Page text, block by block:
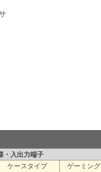
・入出力端子
ケースタイプ
ゲーミング